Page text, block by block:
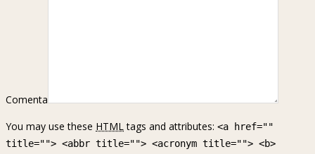
Comenta
You may use these HTMLtags and attributes: <a href=""
title=""> <abbr title=""> <acronym title=""> <b>